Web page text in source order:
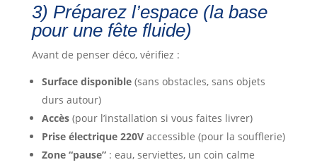
3) Préparez l’espace (la base
pour une fête fluide)
Avant de penser déco, vérifiez :
Surface disponible(sans obstacles, sans objets
durs autour)
Accès(pour l’installation si vous faites livrer)
Prise électrique 220Vaccessible (pour la soufflerie)
Zone “pause”: eau, serviettes, un coin calme